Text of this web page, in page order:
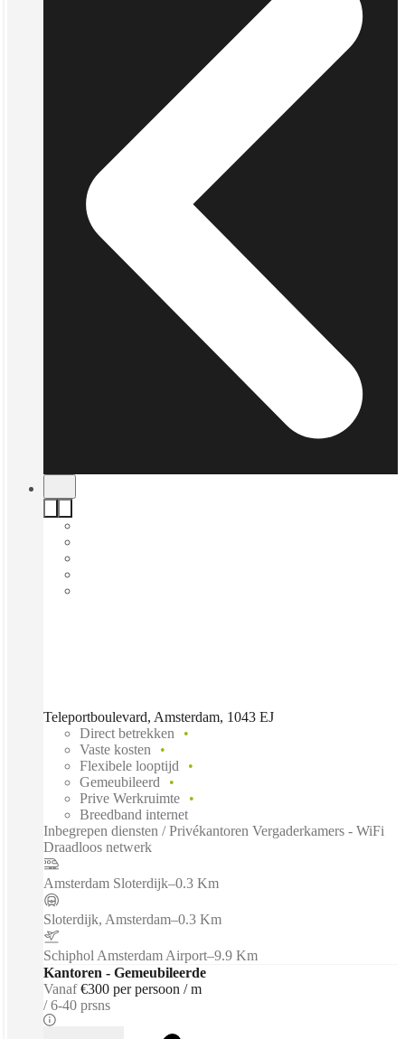
Teleportboulevard, Amsterdam, 1043 EJ
Direct betrekken
Vaste kosten
Flexibele looptijd
Gemeubileerd
Prive Werkruimte
Breedband internet
Inbegrepen diensten / Privékantoren Vergaderkamers - WiFi
Draadloos netwerk
Amsterdam Sloterdijk–0.3 Km
Sloterdijk, Amsterdam–0.3 Km
Schiphol Amsterdam Airport–9.9 Km
Kantoren - Gemeubileerde
Vanaf €300 per persoon / m
6-40 prsns